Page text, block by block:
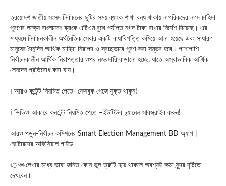
ত্রয়োদশ জাতীয় সংসদ নির্বাচনের ছুটির সময় ব্যাংক শাখা বন্ধ থাকায় নাগরিকদের নগদ চাহিদা
পূরণের লক্ষ্যে বাংলাদেশ ব্যাংক এটিএম বুথে পর্যাপ্ত নগদ টাকা রাখার নির্দেশ দিয়েছে। এর
মাধ্যমে নির্বাচনকালীন অর্থনৈতিক সেবার একটি বাধাবিপত্তি কমিয়ে আনা হয়েছে এবং সাধারণ
মানুষের দৈনন্দিন আর্থিক চাহিদা নিরাপদ ও স্বচ্ছভাবে পূরণ করা সম্ভব হবে। পাশাপাশি
নির্বাচনকালীন আর্থিক নিরাপত্তার ওপর নজরদারি বাড়ানো হচ্ছে, যাতে অস্বাভাবিক আর্থিক
লেনদেন প্রতিরোধ করা যায়।
ℹ️ আরও কন্টেন্ট নিয়মিত পেতে- ফেসবুক পেজে যুক্ত থাকুন!
ℹ️ ভিডিও আকারে কনটেন্ট নিয়মিত পেতে –ইউটিউব চ্যানেল সাবস্ক্রাইব করুন!
আরও পড়ুন-নির্বাচন কমিশনের Smart Election Management BD অ্যাপ |
ভোটারদের অফিসিয়াল গাইড
👉🙏লেখার মধ্যে ভাষা জনিত কোন ভুল ত্রুটি হয়ে থাকলে অবশ্যই ক্ষমা সুন্দর দৃষ্টিতে
দেখবেন।